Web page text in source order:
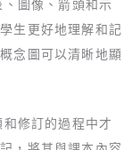
圖像、箭頭和示
生更好地理解和記
念圖可以清晰地顯
修訂的過程中才